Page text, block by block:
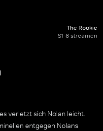
The Rookie
S1-8 streamen
verletzt sich Nolan leicht.
entgegen Nolans